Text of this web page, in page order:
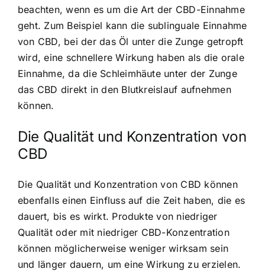
beachten, wenn es um die Art der CBD-Einnahme
geht. Zum Beispiel kann die sublinguale Einnahme
von CBD, bei der das Öl unter die Zunge getropft
wird, eine schnellere Wirkung haben als die orale
Einnahme, da die Schleimhäute unter der Zunge
das CBD direkt in den Blutkreislauf aufnehmen
können.
Die Qualität und Konzentration von
CBD
Die Qualität und Konzentration von CBD können
ebenfalls einen Einfluss auf die Zeit haben, die es
dauert, bis es wirkt. Produkte von niedriger
Qualität oder mit niedriger CBD-Konzentration
können möglicherweise weniger wirksam sein
und länger dauern, um eine Wirkung zu erzielen.